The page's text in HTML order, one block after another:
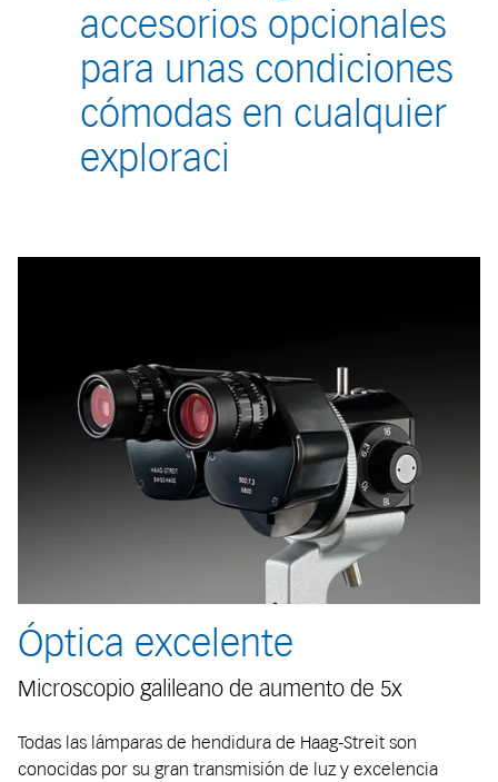
accesorios opcionales
para unas condiciones
cómodas en cualquier
exploraci
Óptica excelente
Microscopio galileano de aumento de 5x
Todas las lámparas de hendidura de Haag-Streit son
conocidas por su gran transmisión de luz y excelencia